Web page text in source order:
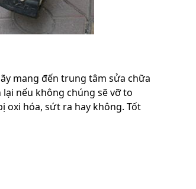
mang đến trung tâm sửa chữa
nếu không chúng sẽ vỡ to
oxi hóa, sứt ra hay không. Tốt